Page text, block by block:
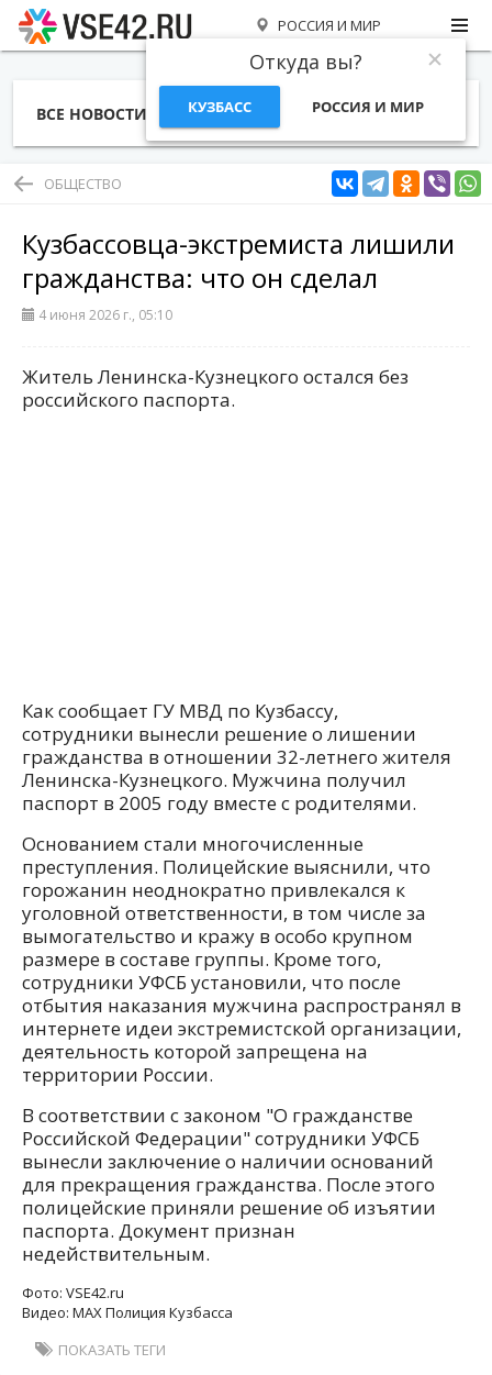
РОССИЯ И МИР
Откуда вы?
КУЗБАСС РОССИЯ И МИР
ВСЕ НОВОСТИ СТАТЬИ ТЕМЫ ФОТО
ОБЩЕСТВО
Кузбассовца-экстремиста лишили
гражданства: что он сделал
4 июня 2026 г., 05:10
Житель Ленинска-Кузнецкого остался без
российского паспорта.
Как сообщает ГУ МВД по Кузбассу,
сотрудники вынесли решение о лишении
гражданства в отношении 32-летнего жителя
Ленинска-Кузнецкого. Мужчина получил
паспорт в 2005 году вместе с родителями.
Основанием стали многочисленные
преступления. Полицейские выяснили, что
горожанин неоднократно привлекался к
уголовной ответственности, в том числе за
вымогательство и кражу в особо крупном
размере в составе группы. Кроме того,
сотрудники УФСБ установили, что после
отбытия наказания мужчина распространял в
интернете идеи экстремистской организации,
деятельность которой запрещена на
территории России.
В соответствии с законом "О гражданстве
Российской Федерации" сотрудники УФСБ
вынесли заключение о наличии оснований
для прекращения гражданства. После этого
полицейские приняли решение об изъятии
паспорта. Документ признан
недействительным.
Фото: VSE42.ru
Видео: MAX Полиция Кузбасса
ПОКАЗАТЬ ТЕГИ